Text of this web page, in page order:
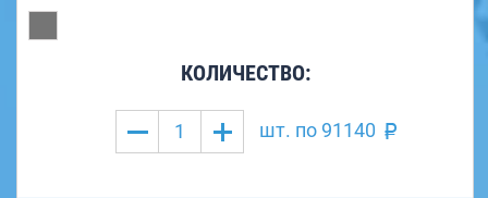
КОЛИЧЕСТВО:
шт. по 91140